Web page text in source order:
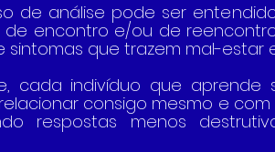
de análise pode ser
de encontro e/ou de
que trazem mal-estar
cada indivíduo que aprende
consigo mesmo e
respostas menos